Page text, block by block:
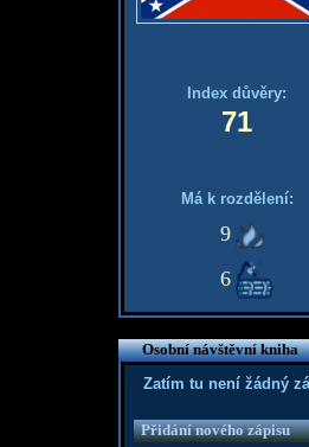
Index důvěry:
71
Má k rozdělení:
9
6
Osobní návštěvní kniha
Zatím tu není žádný
Přidání nového zápisu